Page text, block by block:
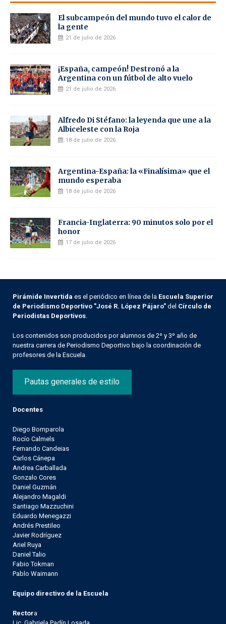
El subcampeón del mundo tuvo el calor de
la gente
21 de julio de 2026
¡España, campeón! Destronó a la
Argentina con un fútbol de alto vuelo
21 de julio de 2026
Alfredo Di Stéfano: la leyenda que une a la
Albiceleste con la Roja
18 de julio de 2026
Argentina-España: la «Finalísima» que el
mundo esperaba
18 de julio de 2026
Francia-Inglaterra: 90 minutos solo por el
honor
17 de julio de 2026
Pirámide Invertida es el periódico en línea de la Escuela Superior
de Periodismo Deportivo "José R. López Pájaro" del Círculo de
Periodistas Deportivos
Los contenidos son producidos por alumnos de 2º y 3º año de
nuestra carrera de Periodismo Deportivo bajo la coordinación de
profesores de la Escuela.
Pautas generales de estilo
Docentes
Diego Bomparola
Rocío Calmels
Fernando Candeias
Carlos Cánepa
Andrea Carballada
Gonzalo Cores
Daniel Guzmán
Alejandro Magaldi
Santiago Mazzuchini
Eduardo Menegazzi
Andrés Prestileo
Javier Rodríguez
Ariel Ruya
Daniel Talio
Fabio Tokman
Pablo Waimann
Equipo directivo de la Escuela
Rectora